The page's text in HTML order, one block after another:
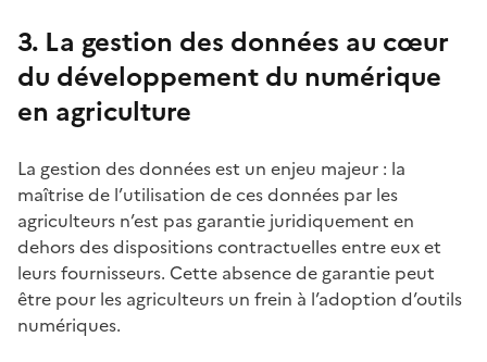
3. La gestion des données au cœur
du développement du numérique
en agriculture
La gestion des données est un enjeu majeur : la
maîtrise de l’utilisation de ces données par les
agriculteurs n’est pas garantie juridiquement en
dehors des dispositions contractuelles entre eux et
leurs fournisseurs. Cette absence de garantie peut
être pour les agriculteurs un frein à l’adoption d’outils
numériques.